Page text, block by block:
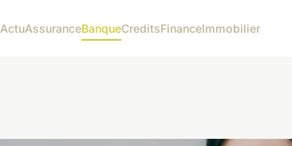
ActuAssuranceBanqueCreditsFinanceImmobilier